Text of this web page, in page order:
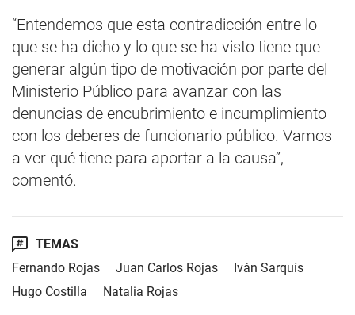
“Entendemos que esta contradicción entre lo
que se ha dicho y lo que se ha visto tiene que
generar algún tipo de motivación por parte del
Ministerio Público para avanzar con las
denuncias de encubrimiento e incumplimiento
con los deberes de funcionario público. Vamos
a ver qué tiene para aportar a la causa”,
comentó.
TEMAS
Fernando Rojas
Juan Carlos Rojas
Iván Sarquís
Hugo Costilla
Natalia Rojas